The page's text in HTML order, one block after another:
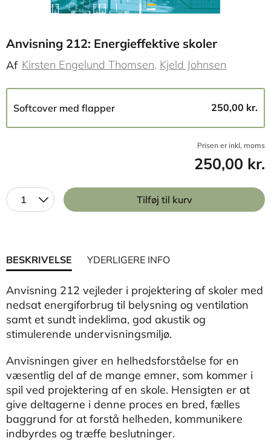
Anvisning 212: Energieffektive skoler
Af Kirsten Engelund Thomsen Kjeld Johnsen
Softcover med flapper 250,00 kr.
Prisen er inkl, moms
250,00 kr.
1 Tilføj til kurv
BESKRIVELSE YDERLIGERE INFO
Anvisning 212 vejleder i projektering af skoler med
nedsat energiforbrug til belysning og ventilation
samt et sundt indeklima, god akustik og
stimulerende undervisningsmiljø.
Anvisningen giver en helhedsforståelse for en
væsentlig del af de mange emner, som kommer i
spil ved projektering af en skole. Hensigten er at
give deltagerne i denne proces en bred, fælles
baggrund for at forstå helheden, kommunikere
indbyrdes og træffe beslutninger.